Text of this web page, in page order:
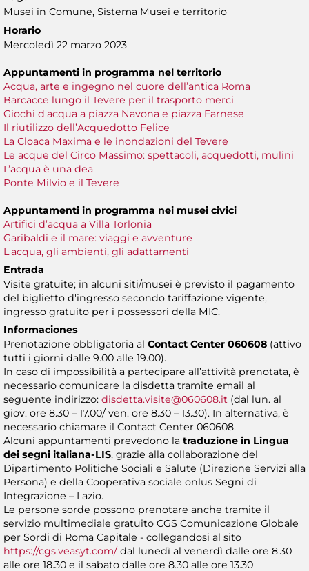
Musei in Comune, Sistema Musei e territorio
Horario
Mercoledì 22 marzo 2023
Appuntamenti in programma nel territorio
Acqua, arte e ingegno nel cuore dell’antica Roma
Barcacce lungo il Tevere per il trasporto merci
Giochi d'acqua a piazza Navona e piazza Farnese
Il riutilizzo dell’Acquedotto Felice
La Cloaca Maxima e le inondazioni del Tevere
Le acque del Circo Massimo: spettacoli, acquedotti, mulini
L’acqua è una dea
Ponte Milvio e il Tevere
Appuntamenti in programma nei musei civici
Artifici d’acqua a Villa Torlonia
Garibaldi e il mare: viaggi e avventure
L'acqua, gli ambienti, gli adattamenti
Entrada
Visite gratuite; in alcuni siti/musei è previsto il pagamento
del biglietto d'ingresso secondo tariffazione vigente,
ingresso gratuito per i possessori della MIC.
Informaciones
Prenotazione obbligatoria al Contact Center 060608 (attivo
tutti i giorni dalle 9.00 alle 19.00).
In caso di impossibilità a partecipare all’attività prenotata, è
necessario comunicare la disdetta tramite email al
seguente indirizzo: disdetta.visite@060608.it (dal lun. al
giov. ore 8.30 – 17.00/ ven. ore 8.30 – 13.30). In alternativa, è
necessario chiamare il Contact Center 060608.
Alcuni appuntamenti prevedono la traduzione in Lingua
dei segni italiana-LIS, grazie alla collaborazione del
Dipartimento Politiche Sociali e Salute (Direzione Servizi alla
Persona) e della Cooperativa sociale onlus Segni di
Integrazione – Lazio.
Le persone sorde possono prenotare anche tramite il
servizio multimediale gratuito CGS Comunicazione Globale
per Sordi di Roma Capitale - collegandosi al sito
https://cgs.veasyt.com/dal lunedì al venerdì dalle ore 8.30
alle ore 18.30 e il sabato dalle ore 8.30 alle ore 13.30